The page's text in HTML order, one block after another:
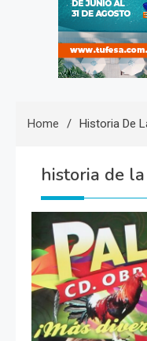
Home Historia De
historia de